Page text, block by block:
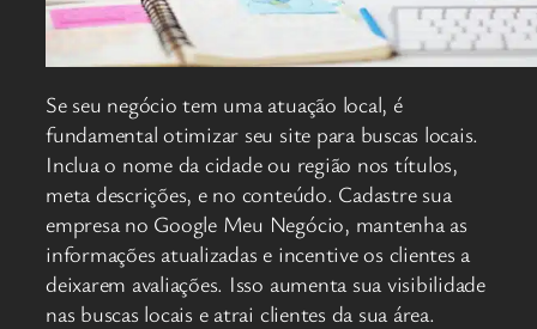
Se seu negócio tem uma atuação local, é
fundamental otimizar seu site para buscas locais.
Inclua o nome da cidade ou região nos títulos,
meta descrições, e no conteúdo. Cadastre sua
empresa no Google Meu Negócio, mantenha as
informações atualizadas e incentive os clientes a
deixarem avaliações. Isso aumenta sua visibilidade
nas buscas locais e atrai clientes da sua área.